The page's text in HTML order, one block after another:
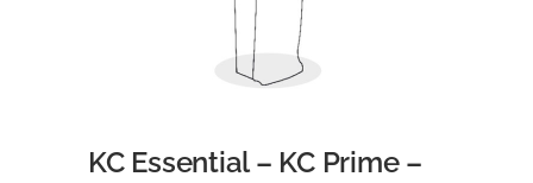
KC Essential – KC Prime –